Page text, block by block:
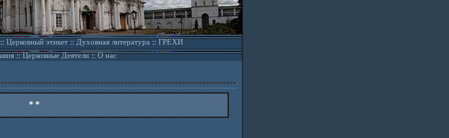
Церковный этикет::Духовная литература::ГРЕХИ
::Церковные Деятели::О нас
* *